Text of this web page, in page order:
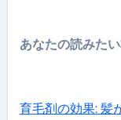
あなたの読みた
育毛剤の効果: 髪